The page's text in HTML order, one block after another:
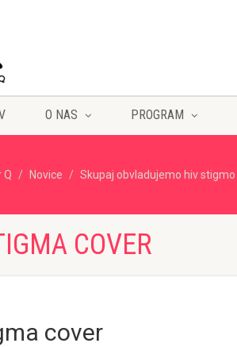
O NAS PROGRAM
Q Novice Skupaj obvladujemo hiv stigmo
COVER
cover